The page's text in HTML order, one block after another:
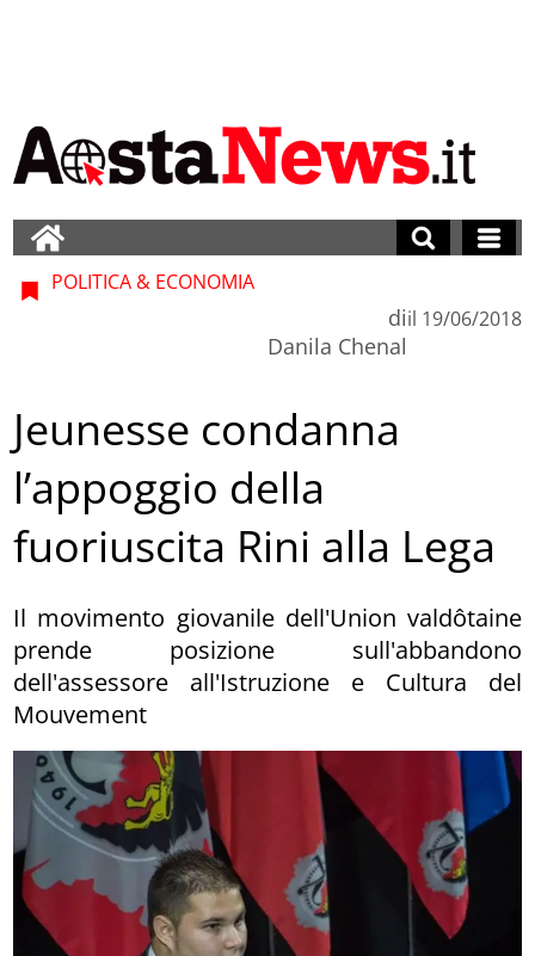
POLITICA & ECONOMIA
di
Danila Chenal
il 19/06/2018
Jeunesse condanna
l’appoggio della
fuoriuscita Rini alla Lega
Il movimento giovanile dell'Union valdôtaine
prende posizione sull'abbandono
dell'assessore all'Istruzione e Cultura del
Mouvement